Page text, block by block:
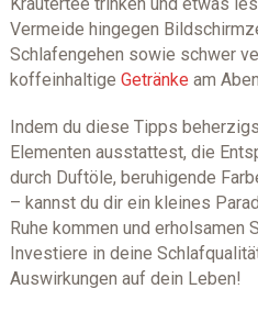
Vermeide hingegen
Schlafengehen sowie schwer
koffeinhaltige Getränke am
Indem du diese Tipps
Elementen ausstattest, die
durch Duftöle, beruhigende
– kannst du dir ein kleines
Ruhe kommen und erholsamen
Investiere in deine
Auswirkungen auf dein Leben!